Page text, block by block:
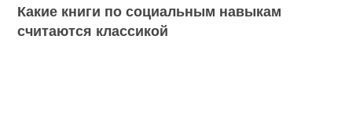
Какие книги по социальным навыкам
считаются классикой